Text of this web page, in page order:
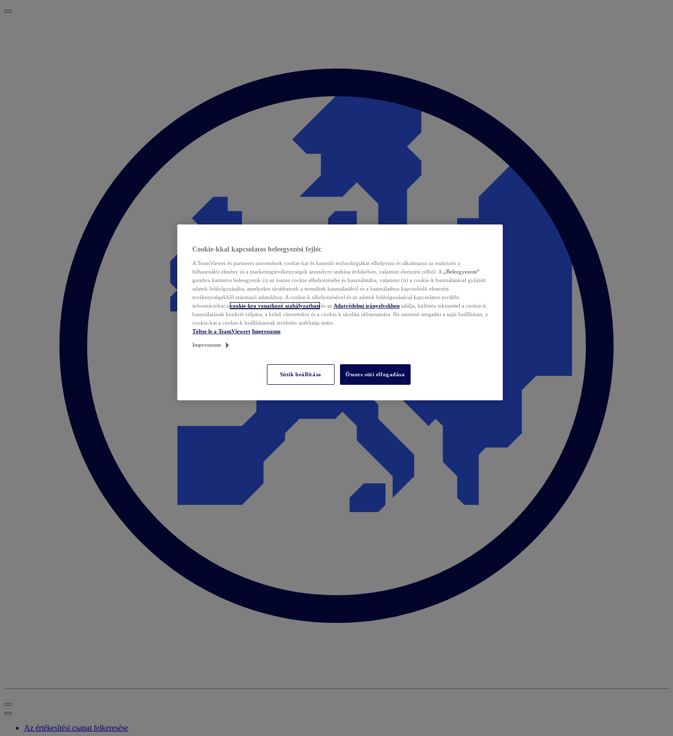
Az értékesítési csapat felkeresése
Cookie-kkal kapcsolatos beleegyezési fejléc
A TeamViewer és partnerei szeretnének cookie-kat és hasonló technológiákat elhelyezni és alkalmazni az eszközén a
felhasználói élmény és a marketingtevékenységek személyre szabása érdekében, valamint elemzési célból. A „Beleegyezem”
gombra kattintva beleegyezik (i) az összes cookie elhelyezésébe és használatába, valamint (ii) a cookie-k használatával gyűjtött
adatok feldolgozásába, amelyeket társíthatunk a termékek használatából és a használathoz kapcsolódó elemzési
tevékenységekből származó adatokhoz. A cookie-k elhelyezésével és az adatok feldolgozásával kapcsolatos további
információkat a cookie-kra vonatkozó szabályzatban és az Adatvédelmi irányelvekben találja, különös tekintettel a cookie-k
használatának konkrét céljaira, a külső címzettekre és a cookie-k tárolási időtartamára. Ha szeretné megadni a saját beállításait, a
cookie-kat a cookie-k beállításainak területén szabhatja testre.
Töltse le a TeamViewert Impresszum
Impresszum
Sütik beállítása Összes süti elfogadása